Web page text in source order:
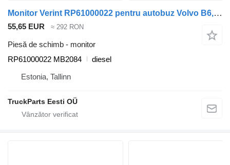
Monitor Verint RP61000022 pentru autobuz Volvo B6, B7, B9, B10, B12 bus (1978-2011)
55,65 EUR ≈ 292 RON
Piesă de schimb - monitor
RP61000022 MB2084
diesel
Estonia, Tallinn
TruckParts Eesti OÜ